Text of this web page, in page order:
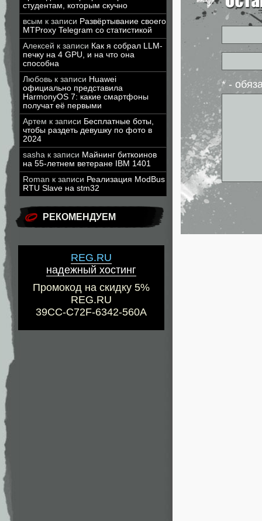
студентам, которым скучно
всым к записи Развёртывание своего
MTProxy Telegram со статистикой
Алексей к записи Как я собрал LLM-
печку на 4 GPU, и на что она
способна
Любовь к записи Huawei
официально представила
HarmonyOS 7: какие смартфоны
получат её первыми
Артем к записи Бесплатные боты,
чтобы раздеть девушку по фото в
2024
sasha к записи Майнинг биткоинов
на 55-летнем ветеране IBM 1401
Roman к записи Реализация ModBus
RTU Slave на stm32
РЕКОМЕНДУЕМ
REG.RU
надежный хостинг
Промокод на скидку 5%
REG.RU
39CC-C72F-6342-560A
* -